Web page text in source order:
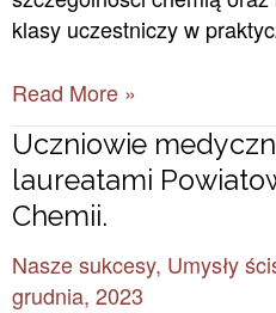
klasy uczestniczy w
Read More »
Uczniowie
laureatami
Chemii.
Nasze sukcesy, Umysły
grudnia, 2023
Uczniowie
medycznej
klasy
maturalnej
laureatami
Powiatowego